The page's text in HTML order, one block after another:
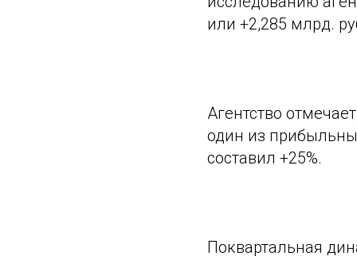
или +2,285 млрд.
Агентство
один из
составил +25%.
Поквартальная